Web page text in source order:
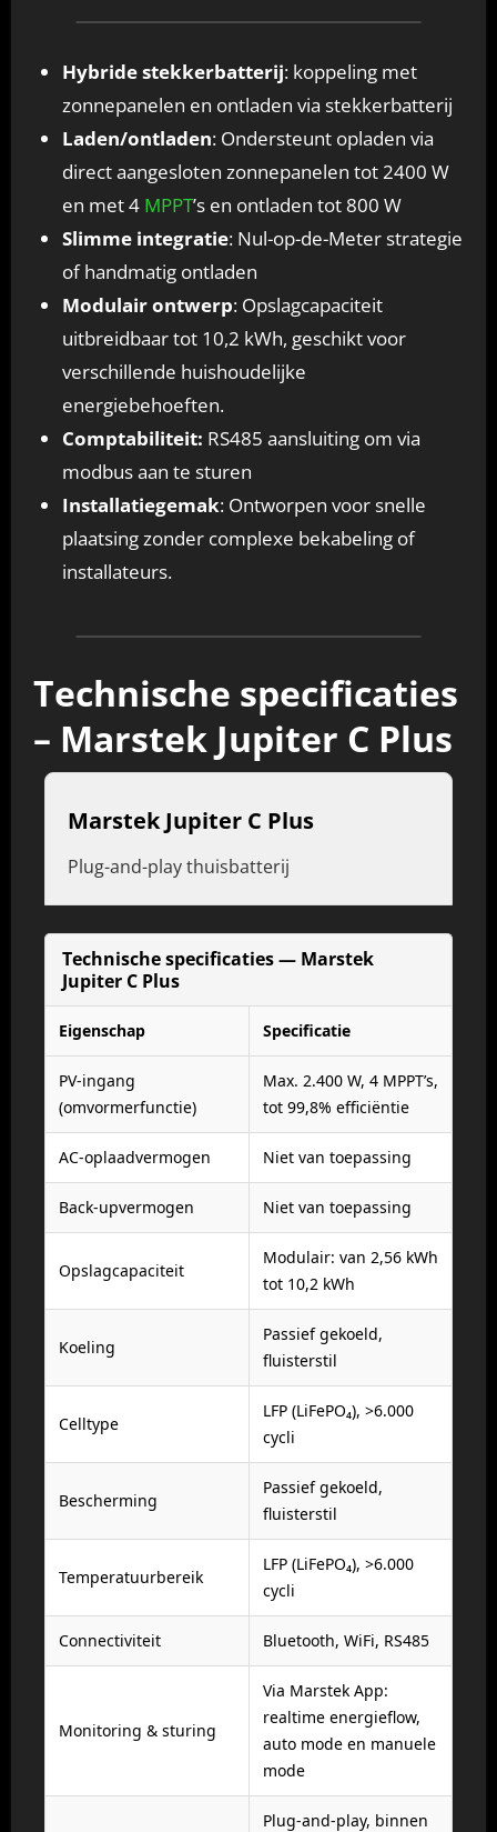
Hybride stekkerbatterij: koppeling met
zonnepanelen en ontladen via stekkerbatterij
Laden/ontladen: Ondersteunt opladen via
direct aangesloten zonnepanelen tot 2400 W
en met 4 MPPT’s en ontladen tot 800 W
Slimme integratie: Nul-op-de-Meter strategie
of handmatig ontladen
Modulair ontwerp: Opslagcapaciteit
uitbreidbaar tot 10,2 kWh, geschikt voor
verschillende huishoudelijke
energiebehoeften.
Comptabiliteit: RS485 aansluiting om via
modbus aan te sturen
Installatiegemak: Ontworpen voor snelle
plaatsing zonder complexe bekabeling of
installateurs.
Technische specificaties
– Marstek Jupiter C Plus
Marstek Jupiter C Plus
Plug-and-play thuisbatterij
Technische specificaties — Marstek
Jupiter C Plus
Eigenschap Specificatie
PV-ingang
(omvormerfunctie)
Max. 2.400 W, 4 MPPT’s,
tot 99,8% efficiëntie
AC-oplaadvermogen Niet van toepassing
Back-upvermogen Niet van toepassing
Opslagcapaciteit
Modulair: van 2,56 kWh
tot 10,2 kWh
Koeling
Passief gekoeld,
fluisterstil
Celltype
LFP (LiFePO₄), >6.000
cycli
Bescherming
Passief gekoeld,
fluisterstil
Temperatuurbereik
LFP (LiFePO₄), >6.000
cycli
Connectiviteit Bluetooth, WiFi, RS485
Monitoring & sturing
Via Marstek App:
realtime energieflow,
auto mode en manuele
mode
Plug-and-play, binnen